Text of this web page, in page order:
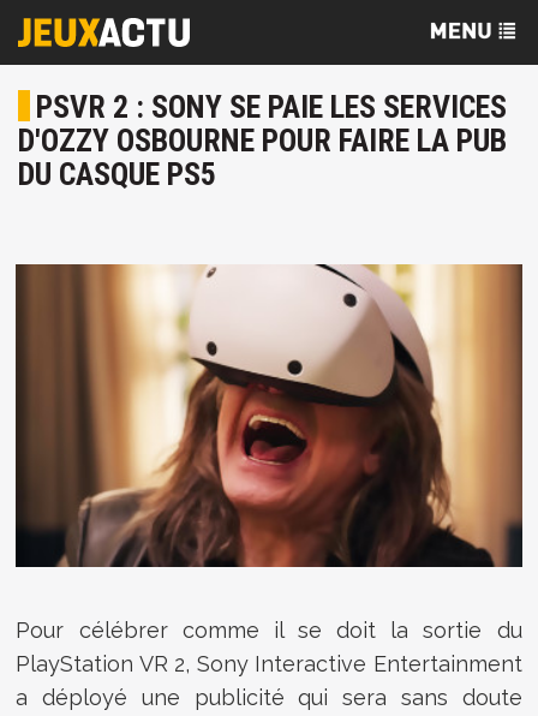
PSVR 2 : SONY SE PAIE LES SERVICES
D'OZZY OSBOURNE POUR FAIRE LA PUB
DU CASQUE PS5
Pour célébrer comme il se doit la sortie du
PlayStation VR 2, Sony Interactive Entertainment
a déployé une publicité qui sera sans doute